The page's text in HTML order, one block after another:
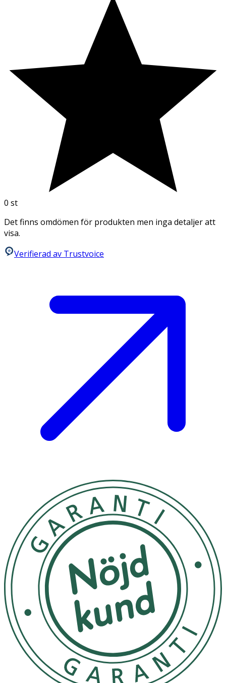
0 st
Det finns omdömen för produkten men inga detaljer att
visa.
Verifierad av Trustvoice